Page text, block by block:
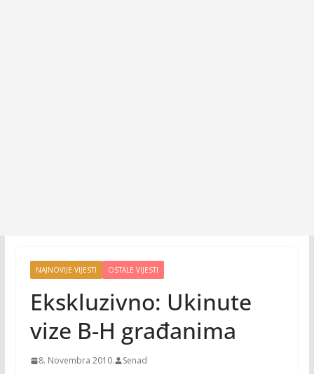
NAJNOVIJE VIJESTI OSTALE VIJESTI
Ekskluzivno: Ukinute
vize B-H građanima
8. Novembra 2010. Senad